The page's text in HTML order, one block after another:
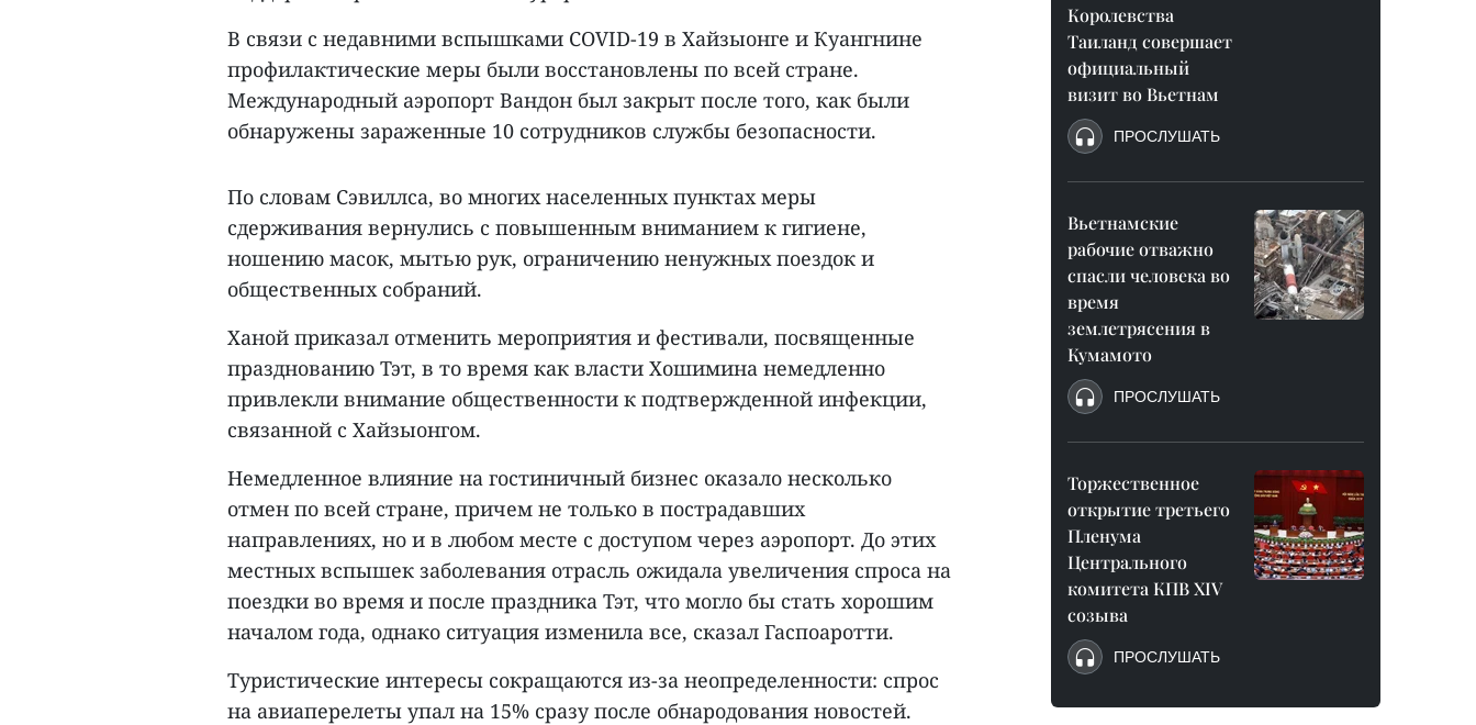
В связи с недавними вспышками COVID-19 в Хайзыонге и Куангнине
профилактические меры были восстановлены по всей стране.
Международный аэропорт Вандон был закрыт после того, как были
обнаружены зараженные 10 сотрудников службы безопасности.
По словам Сэвиллса, во многих населенных пунктах меры
сдерживания вернулись с повышенным вниманием к гигиене,
ношению масок, мытью рук, ограничению ненужных поездок и
общественных собраний.
Ханой приказал отменить мероприятия и фестивали, посвященные
празднованию Тэт, в то время как власти Хошимина немедленно
привлекли внимание общественности к подтвержденной инфекции,
связанной с Хайзыонгом.
Немедленное влияние на гостиничный бизнес оказало несколько
отмен по всей стране, причем не только в пострадавших
направлениях, но и в любом месте с доступом через аэропорт. До этих
местных вспышек заболевания отрасль ожидала увеличения спроса на
поездки во время и после праздника Тэт, что могло бы стать хорошим
началом года, однако ситуация изменила все, сказал Гаспоаротти.
Туристические интересы сокращаются из-за неопределенности: спрос
на авиаперелеты упал на 15% сразу после обнародования новостей.
Королевства
Таиланд совершает
официальный
визит во Вьетнам
ПРОСЛУШАТЬ
Вьетнамские
рабочие отважно
спасли человека во
время
землетрясения в
Кумамото
ПРОСЛУШАТЬ
Торжественное
открытие третьего
Пленума
Центрального
комитета КПВ XIV
созыва
ПРОСЛУШАТЬ